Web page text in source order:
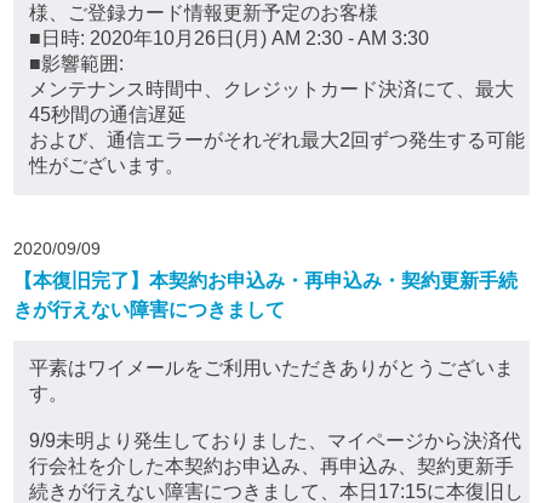
様、ご登録カード情報更新予定のお客様
■日時: 2020年10月26日(月) AM 2:30 - AM 3:30
■影響範囲:
メンテナンス時間中、クレジットカード決済にて、最大
45秒間の通信遅延
および、通信エラーがそれぞれ最大2回ずつ発生する可能
性がございます。
2020/09/09
【本復旧完了】本契約お申込み・再申込み・契約更新手続
きが行えない障害につきまして
平素はワイメールをご利用いただきありがとうございま
す。
9/9未明より発生しておりました、マイページから決済代
行会社を介した本契約お申込み、再申込み、契約更新手
続きが行えない障害につきまして、本日17:15に本復旧し